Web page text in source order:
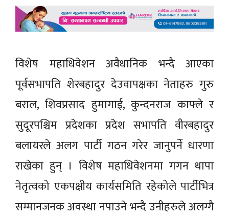
विशेष महाधिवेशन अवैधानिक भन्दै आएका
पूर्वसभापति शेरबहादुर देउवापक्षका नेताहरु गुरु
बराल, शिवप्रसाद हुमागाई, कुन्दनराज काफ्ले र
सुदूरपश्चिम प्रदेशका प्रदेश सभापति वीरबहादुर
बलायरले अलग पार्टी गठन गरेर जानुपर्ने धारणा
राखेका हुन् । विशेष महाधिवेशनमा गगन थापा
नेतृत्वको एकपक्षीय कार्यसमिति रहेकोले पार्टीभित्र
सम्मानजनक अवस्था नपाउने भन्दै उनीहरुले अलग्गै